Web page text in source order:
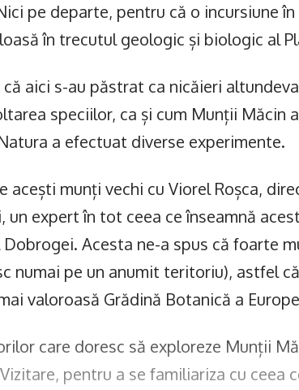
pe departe, pentru că o incursiune
în trecutul geologic și biologic al
aici s-au păstrat ca nicăieri
speciilor, ca și cum Munții Măcin
a efectuat diverse experimente.
acești munți vechi cu Viorel Roșca,
un expert în tot ceea ce înseamnă
Acesta ne-a spus că foarte
numai pe un anumit teritoriu), astfel
valoroasă Grădină Botanică a
care doresc să exploreze Munții
pentru a se familiariza cu ceea